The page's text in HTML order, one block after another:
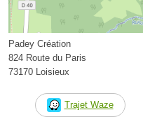
Padey Création
824 Route du Paris
73170 Loisieux
Trajet Waze